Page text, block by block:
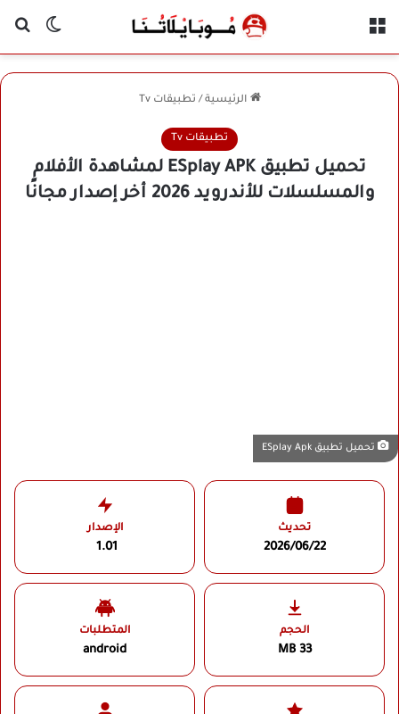
الوضع
الرئيسية / تطبيقات Tv
تطبيقات Tv
تحميل تطبيق ESplay APK لمشاهدة الأفلام
والمسلسلات للأندرويد 2026 أخر إصدار مجانًا
تحميل تطبيق ESplay Apk
تحديث
2026/06/22
الإصدار
1.01
الحجم
33 MB
المتطلبات
android